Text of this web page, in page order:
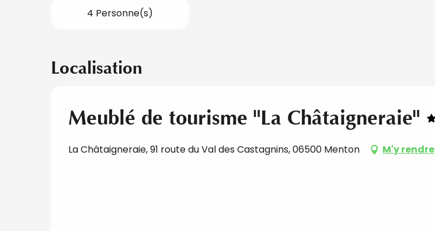
4 Personne(s)
Localisation
Meublé de tourisme "La Châtaigneraie"
La Châtaigneraie, 91 route du Val des Castagnins, 06500 Menton M'y rendre